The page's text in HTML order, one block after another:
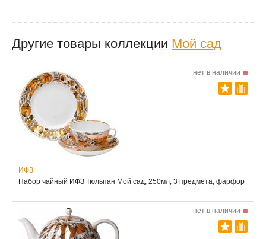
Другие товары коллекции Мой сад
нет в наличии
ИФЗ
Набор чайный ИФЗ Тюльпан Мой сад, 250мл, 3 предмета, фарфор
нет в наличии